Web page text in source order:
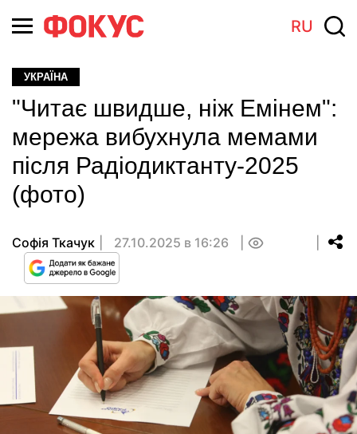
RU
УКРАЇНА
"Читає швидше, ніж Емінем":
мережа вибухнула мемами
після Радіодиктанту-2025
(фото)
Софія Ткачук 27.10.2025 в 16:26